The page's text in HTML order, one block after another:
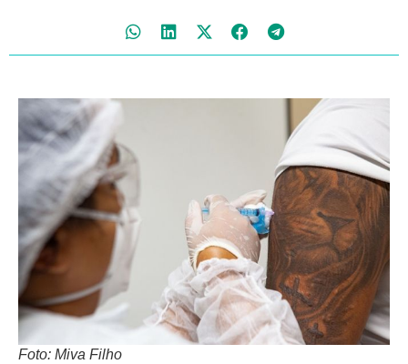
Foto: Miva Filho